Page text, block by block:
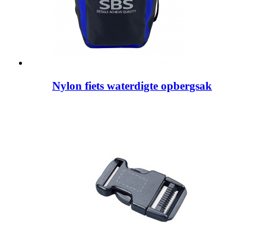
Nylon fiets waterdigte opbergsak